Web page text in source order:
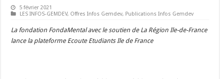
5 février 2021
LES INFOS-GEMDEV, Offres Infos Gemdev, Publications Infos Gemdev
La fondation FondaMental avec le soutien de La Région Ile-de-France
lance la plateforme Ecoute Etudiants Ile de France